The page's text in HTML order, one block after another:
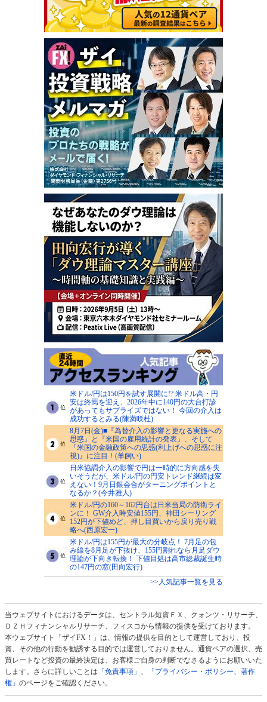
米ドル/円は150円を試す展開に!? 米ドル高・円
安は終焉を迎え、2026年中に140円の大台打診
があってもサプライズではない！ 今回の介入は
成功するとみる(陳満咲杜)
8月7日(金)■『為替介入の影響と更なる実施への
思惑』と『米国の雇用統計の発表』、そして
『米国の金融政策への思惑(利上げへの思惑に注
視)』に注目！(羊飼い)
日米協調介入の影響で円は一時的に方向感を失
いそうだが、米ドル/円の円安トレンド継続は変
えない！9月日銀会合がターニングポイントと
なるか？(今井雅人)
米ドル/円の160～162円台は日米当局の防衛ライ
ンに！ GW介入時安値155円、神田シーリング
152円が下値めど、押し目買いから戻り売り戦
略へ(西原宏一)
米ドル/円は155円が最大の分岐点！ 7月足の包
み線を8月足が下抜け、155円割れなら月足ダウ
理論が下向き転換！ 下値目処は高市総裁誕生時
の147円の窓(田向宏行)
>>人気記事一覧を見る
当ウェブサイトにおけるデータは、セントラル短資ＦＸ、クォンツ・リサーチ、
ＤＺＨフィナンシャルリサーチ、フィスコから情報の提供を受けております。
本ウェブサイト「ザイFX！」は、情報の提供を目的として運営しており、投
資、その他の行動を勧誘する目的では運営しておりません。通貨ペアの選択、売
買レートなど投資の最終決定は、お客様ご自身の判断でなさるようにお願いいた
します。さらに詳しいことは 「免責事項」 、
「プライバシー・ポリシー、著作
権」 のページをご確認ください。